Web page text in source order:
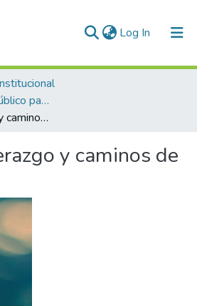
Log In (current)
Agenda de valor público para Colombia
Diálogo, liderazgo y caminos de cambio
y caminos de